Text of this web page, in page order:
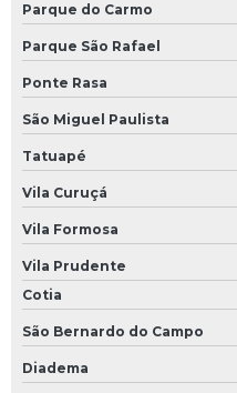
Parque do Carmo
Parque São Rafael
Ponte Rasa
São Miguel Paulista
Tatuapé
Vila Curuçá
Vila Formosa
Vila Prudente
Cotia
São Bernardo do Campo
Diadema